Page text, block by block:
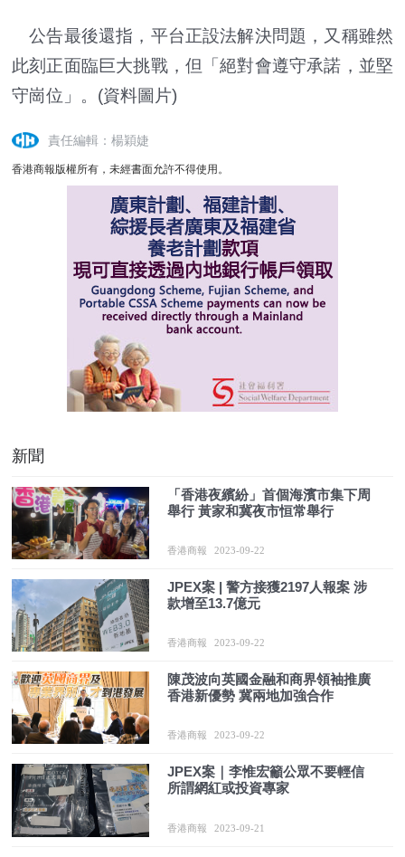
公告最後還指，平台正設法解決問題，又稱雖然
此刻正面臨巨大挑戰，但「絕對會遵守承諾，並堅
守崗位」。(資料圖片)
責任編輯：楊穎婕
香港商報版權所有，未經書面允許不得使用。
新聞
「香港夜繽紛」首個海濱市集下周
舉行 黃家和冀夜市恒常舉行
香港商報 2023-09-22
JPEX案 | 警方接獲2197人報案 涉
款增至13.7億元
香港商報 2023-09-22
陳茂波向英國金融和商界領袖推廣
香港新優勢 冀兩地加強合作
香港商報 2023-09-22
JPEX案｜李惟宏籲公眾不要輕信
所謂網紅或投資專家
香港商報 2023-09-21